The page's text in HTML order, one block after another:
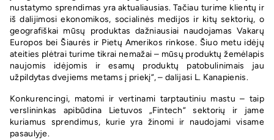
nustatymo sprendimas yra aktualiausias. Tačiau turime klientų ir
iš dalijimosi ekonomikos, socialinės medijos ir kitų sektorių, o
geografiškai mūsų produktas dažniausiai naudojamas Vakarų
Europos bei Šiaurės ir Pietų Amerikos rinkose. Šiuo metu idėjų
ateities plėtrai turime tikrai nemažai – mūsų produktų žemėlapis
naujomis idėjomis ir esamų produktų patobulinimais jau
užpildytas dvejiems metams į priekį“, – dalijasi L. Kanapienis.
Konkurencingi, matomi ir vertinami tarptautiniu mastu – taip
verslininkas apibūdina Lietuvos „Fintech“ sektorių ir jame
kuriamus sprendimus, kurie yra žinomi ir naudojami visame
pasaulyje.